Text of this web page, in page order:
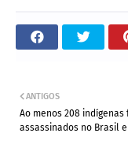
ANTIGOS
Ao menos 208 indígenas
assassinados no Brasil